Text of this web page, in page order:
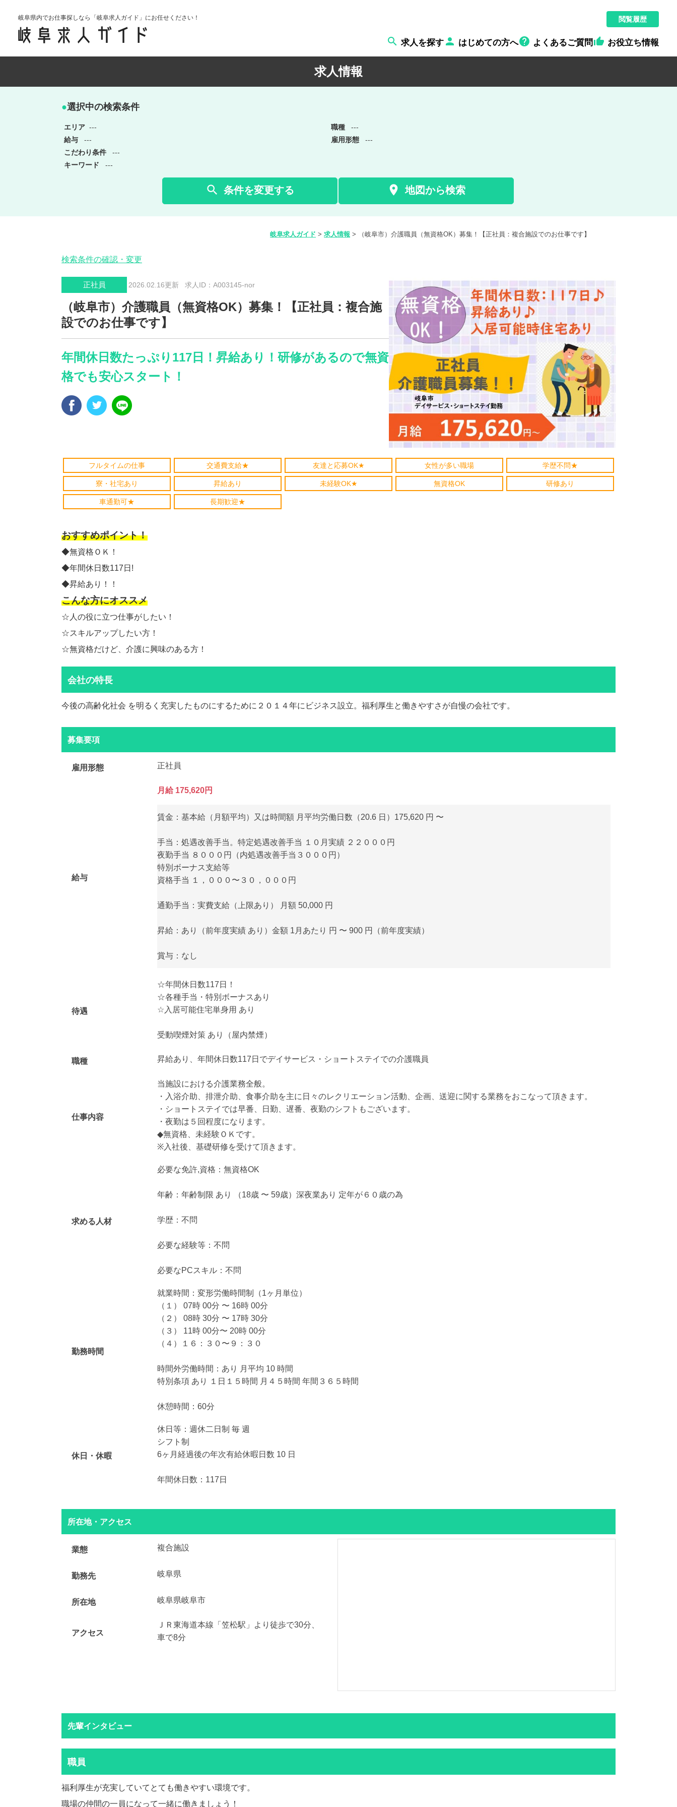
岐阜県内でお仕事探しなら「岐阜求人ガイド」にお任せください！ 閲覧履歴
 求人を探す  はじめての方へ よくあるご質問  お役立ち情報
求人情報
●選択中の検索条件
エリア --- 職種
---
給与
--- 雇用形態
---
こだわり条件
---
キーワード
---
 条件を変更する  地図から検索
岐阜求人ガイド > 求人情報 > （岐阜市）介護職員（無資格OK）募集！【正社員：複合施設でのお仕事です】
検索条件の確認・変更
正社員 2026.02.16更新 求人ID：A003145-nor
（岐阜市）介護職員（無資格OK）募集！【正社員：複合施
設でのお仕事です】
年間休日数たっぷり117日！昇給あり！研修があるので無資
格でも安心スタート！
フルタイムの仕事 交通費支給★ 友達と応募OK★ 女性が多い職場 学歴不問★
寮・社宅あり 昇給あり 未経験OK★ 無資格OK 研修あり
車通勤可★ 長期歓迎★
おすすめポイント！
◆無資格ＯＫ！
◆年間休日数117日!
◆昇給あり！！
こんな方にオススメ
☆人の役に立つ仕事がしたい！
☆スキルアップしたい方！
☆無資格だけど、介護に興味のある方！
会社の特長
今後の高齢化社会 を明るく充実したものにするために２０１４年にビジネス設立。福利厚生と働きやすさが自慢の会社です。
募集要項
雇用形態 正社員
給与
月給 175,620円
賃金：基本給（月額平均）又は時間額 月平均労働日数（20.6 日）175,620 円 〜
手当：処遇改善手当。特定処遇改善手当 １０月実績 ２２０００円
夜勤手当 ８０００円（内処遇改善手当３０００円）
特別ボーナス支給等
資格手当 １，０００〜３０，０００円
通勤手当：実費支給（上限あり） 月額 50,000 円
昇給：あり（前年度実績 あり）金額 1月あたり 円 〜 900 円（前年度実績）
賞与：なし
待遇
☆年間休日数117日！
☆各種手当・特別ボーナスあり
☆入居可能住宅単身用 あり
受動喫煙対策 あり（屋内禁煙）
職種 昇給あり、年間休日数117日でデイサービス・ショートステイでの介護職員
仕事内容
当施設における介護業務全般。
・入浴介助、排泄介助、食事介助を主に日々のレクリエーション活動、企画、送迎に関する業務をおこなって頂きます。
・ショートステイでは早番、日勤、遅番、夜勤のシフトもございます。
・夜勤は５回程度になります。
◆無資格、未経験ＯＫです。
※入社後、基礎研修を受けて頂きます。
求める人材
必要な免許,資格：無資格OK
年齢：年齢制限 あり （18歳 〜 59歳）深夜業あり 定年が６０歳の為
学歴：不問
必要な経験等：不問
必要なPCスキル：不問
勤務時間
就業時間：変形労働時間制（1ヶ月単位）
（１） 07時 00分 〜 16時 00分
（２） 08時 30分 〜 17時 30分
（３） 11時 00分〜 20時 00分
（４）１６：３０〜９：３０
時間外労働時間：あり 月平均 10 時間
特別条項 あり １日１５時間 月４５時間 年間３６５時間
休憩時間：60分
休日・休暇
休日等：週休二日制 毎 週
シフト制
6ヶ月経過後の年次有給休暇日数 10 日
年間休日数：117日
所在地・アクセス
業態 複合施設
勤務先 岐阜県
所在地 岐阜県岐阜市
アクセス
ＪＲ東海道本線「笠松駅」より徒歩で30分、
車で8分
先輩インタビュー
職員
福利厚生が充実していてとても働きやすい環境です。
職場の仲間の一員になって一緒に働きましょう！